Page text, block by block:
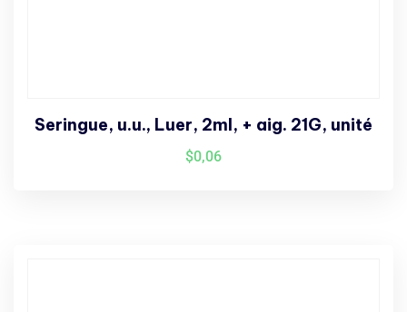
Seringue, u.u., Luer, 2ml, + aig. 21G, unité
$0,06